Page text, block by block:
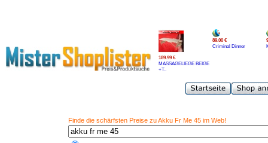
189.99 €
MASSAGELIEGE BEIGE
+T..
89.00 €
Criminal Dinner
Finde die schärfsten Preise zu Akku Fr Me 45 im Web!